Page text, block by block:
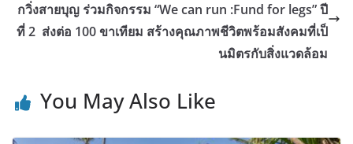
กวิ่งสายบุญ ร่วมกิจกรรม “We can run :Fund for legs” ปี
ที่ 2 ส่งต่อ 100 ขาเทียม สร้างคุณภาพชีวิตพร้อมสังคมที่เป็
นมิตรกับสิ่งแวดล้อม
You May Also Like